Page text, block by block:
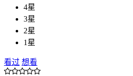
4星
3星
2星
1星
看过 想看